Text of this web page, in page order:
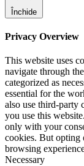
Închide
Privacy Overview
This website uses
navigate through
categorized as
essential for the
also use third-party
you use this
only with your
cookies. But opting
browsing
Necessary